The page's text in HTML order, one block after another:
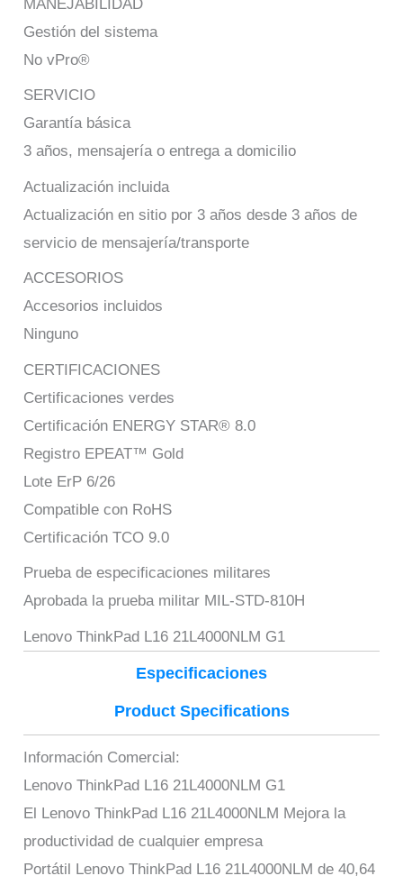
MANEJABILIDAD
Gestión del sistema
No vPro®
SERVICIO
Garantía básica
3 años, mensajería o entrega a domicilio
Actualización incluida
Actualización en sitio por 3 años desde 3 años de
servicio de mensajería/transporte
ACCESORIOS
Accesorios incluidos
Ninguno
CERTIFICACIONES
Certificaciones verdes
Certificación ENERGY STAR® 8.0
Registro EPEAT™ Gold
Lote ErP 6/26
Compatible con RoHS
Certificación TCO 9.0
Prueba de especificaciones militares
Aprobada la prueba militar MIL-STD-810H
Lenovo ThinkPad L16 21L4000NLM G1
Especificaciones
Product Specifications
Información Comercial:
Lenovo ThinkPad L16 21L4000NLM G1
El Lenovo ThinkPad L16 21L4000NLM Mejora la
productividad de cualquier empresa
Portátil Lenovo ThinkPad L16 21L4000NLM de 40,64